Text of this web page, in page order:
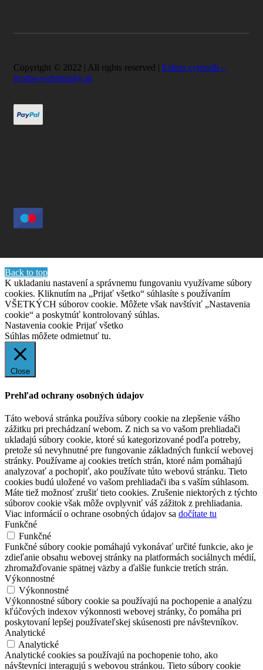
Copyright © 2022 | All rights reserved | Eshop vytvorili –
tvorba-webstranky.sk
Back to top
K ukladaniu nastavení a správnemu fungovaniu využívame súbory
cookies. Kliknutím na „Prijať všetko“ súhlasíte s používaním
VŠETKÝCH súborov cookie. Môžete však navštíviť „Nastavenia
cookie“ a poskytnúť kontrolovaný súhlas.
Nastavenia cookie Prijať všetko
Súhlas môžete odmietnuť tu.
Close
Prehľad ochrany osobných údajov
Táto webová stránka používa súbory cookie na zlepšenie vášho
zážitku pri prechádzaní webom. Z nich sa vo vašom prehliadači
ukladajú súbory cookie, ktoré sú kategorizované podľa potreby,
pretože sú nevyhnutné pre fungovanie základných funkcií webovej
stránky. Používame aj cookies tretích strán, ktoré nám pomáhajú
analyzovať a pochopiť, ako používate túto webovú stránku. Tieto
cookies budú uložené vo vašom prehliadači iba s vaším súhlasom.
Máte tiež možnosť zrušiť tieto cookies. Zrušenie niektorých z týchto
súborov cookie však môže ovplyvniť váš zážitok z prehliadania.
Viac informácií o ochrane osobných údajov sa dočítate tu
Funkčné
Funkčné
Funkčné súbory cookie pomáhajú vykonávať určité funkcie, ako je
zdieľanie obsahu webovej stránky na platformách sociálnych médií,
zhromažďovanie spätnej väzby a ďalšie funkcie tretích strán.
Výkonnostné
Výkonnostné
Výkonnostné súbory cookie sa používajú na pochopenie a analýzu
kľúčových indexov výkonnosti webovej stránky, čo pomáha pri
poskytovaní lepšej používateľskej skúsenosti pre návštevníkov.
Analytické
Analytické
Analytické cookies sa používajú na pochopenie toho, ako
návštevníci interagujú s webovou stránkou. Tieto súbory cookie